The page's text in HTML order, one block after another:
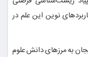
نوین این علم در
به مرزهای دانش علوم